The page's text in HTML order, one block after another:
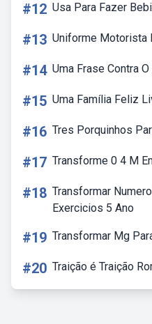
#12 Usa Para Fazer
#13 Uniforme Motorista
#14 Uma Frase Contra
#15 Uma Família Feliz
#16 Tres Porquinhos
#17 Transforme 0 4 M
#18 Transformar
Exercicios 5 Ano
#19 Transformar Mg
#20 Traição é Traição